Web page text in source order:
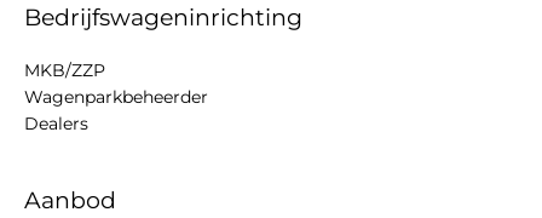
Bedrijfswageninrichting
MKB/ZZP
Wagenparkbeheerder
Dealers
Aanbod